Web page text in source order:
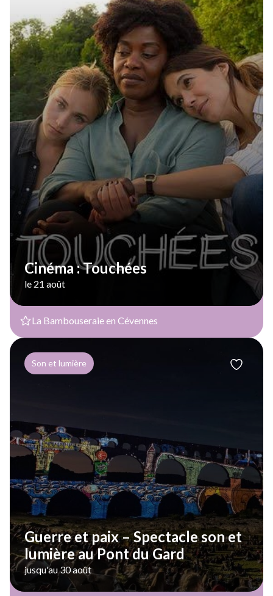
Cinéma : Touchées
le 21 août
La Bambouseraie en Cévennes
Guerre et paix – Spectacle son et
lumière au Pont du Gard
jusqu'au 30 août
Son et lumière